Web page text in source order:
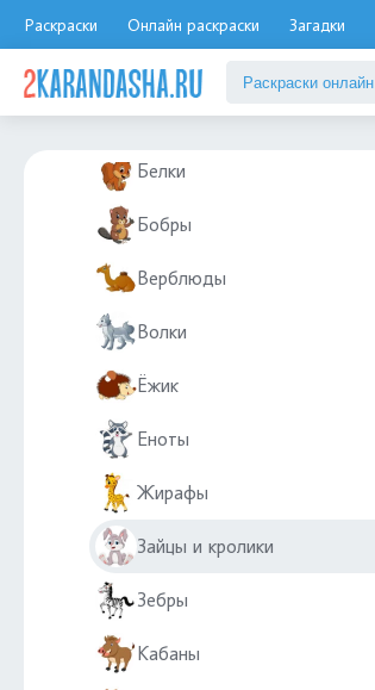
Раскраски Онлайн раскраски Загадки
Бегемоты
Белки
Бобры
Верблюды
Волки
Ёжик
Еноты
Жирафы
Зайцы и кролики
Зебры
Кабаны